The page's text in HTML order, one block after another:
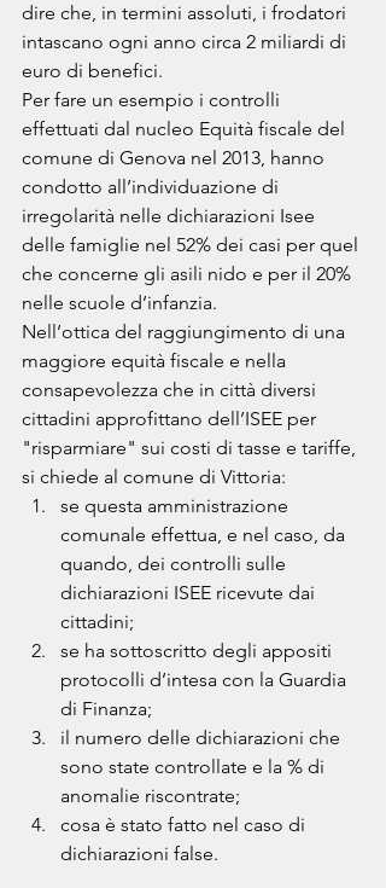
dire che, in termini assoluti, i frodatori
intascano ogni anno circa 2 miliardi di
euro di benefici.
Per fare un esempio i controlli
effettuati dal nucleo Equità fiscale del
comune di Genova nel 2013, hanno
condotto all’individuazione di
irregolarità nelle dichiarazioni Isee
delle famiglie nel 52% dei casi per quel
che concerne gli asili nido e per il 20%
nelle scuole d’infanzia.
Nell’ottica del raggiungimento di una
maggiore equità fiscale e nella
consapevolezza che in città diversi
cittadini approfittano dell’ISEE per
"risparmiare" sui costi di tasse e tariffe,
si chiede al comune di Vittoria:
se questa amministrazione
comunale effettua, e nel caso, da
quando, dei controlli sulle
dichiarazioni ISEE ricevute dai
cittadini;
se ha sottoscritto degli appositi
protocolli d’intesa con la Guardia
di Finanza;
il numero delle dichiarazioni che
sono state controllate e la % di
anomalie riscontrate;
cosa è stato fatto nel caso di
dichiarazioni false.